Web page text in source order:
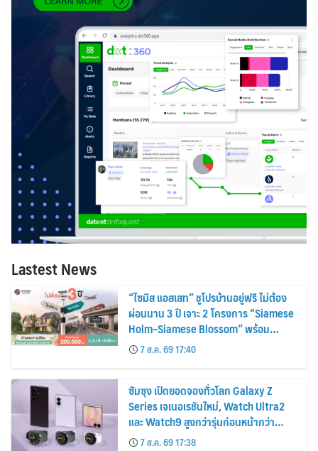
Lastest News
“ไซมิส แอสเสท” ชูโปรบ้านอยู่ฟรี ไม่ต้อง
ผ่อนนาน 3 ปี เจาะ 2 โครงการ “Siamese
Holm–Siamese Blossom” พร้อม
ส่วนลดและสิทธิพิเศษถึง 31 สิงหาคม
2569
7 ส.ค. 69 17:40
ซัมซุง เปิดยอดจองทั่วโลก Galaxy Z
Series เจเนอเรชันใหม่, Watch Ultra2
และ Watch9 สูงกว่ารุ่นก่อนหน้ากว่า
30%7 ส.ค. 69 17:38